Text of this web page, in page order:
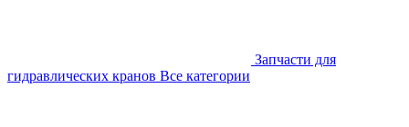
Запчасти для
гидравлических кранов Все категории